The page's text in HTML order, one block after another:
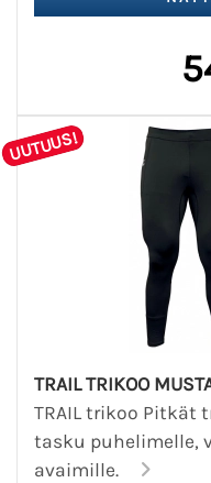
UUTUUS!
TRAIL TRIKOO
TRAIL trikoo Pitkät
tasku puhelimelle,
avaimille.